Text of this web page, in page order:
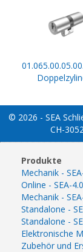
© 2026 - SEA
CH-
Produkte
Mechanik -
Online - SEA-
Mechanik -
Standalone -
Standalone -
Elektronische
Zubehör und